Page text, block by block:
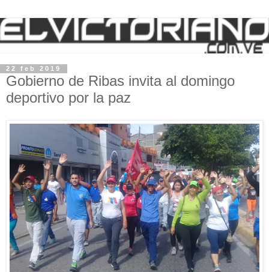
22 feb 2019
Gobierno de Ribas invita al domingo
deportivo por la paz